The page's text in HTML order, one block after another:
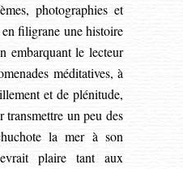
photographies et
filigrane une histoire
embarquant le lecteur
méditatives, à
et de plénitude,
transmettre un peu des
la mer à son
plaire tant aux